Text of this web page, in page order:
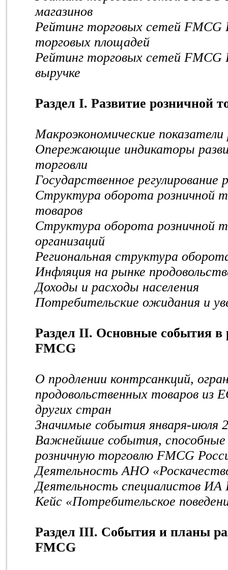
магазинов
Рейтинг торговых сетей FMCG
торговых площадей
Рейтинг торговых сетей FMCG
выручке
Раздел I. Развитие розничной
Макроэкономические показатели
Опережающие индикаторы
торговли
Государственное регулирование
Структура оборота розничной
товаров
Структура оборота розничной
организаций
Региональная структура
Инфляция на рынке
Доходы и расходы населения
Потребительские ожидания и
Раздел II. Основные события в
FMCG
О продлении контрсанкций,
продовольственных товаров
других стран
Значимые события января-июля
Важнейшие события, способные
розничную торговлю FMCG
Деятельность АНО
Деятельность специалистов ИА
Кейс «Потребительское
Раздел III. События и планы
FMCG